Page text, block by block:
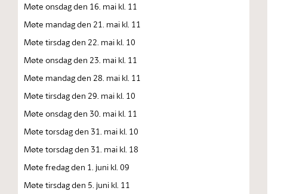
Møte onsdag den 16. mai kl. 11
Møte mandag den 21. mai kl. 11
Møte tirsdag den 22. mai kl. 10
Møte onsdag den 23. mai kl. 11
Møte mandag den 28. mai kl. 11
Møte tirsdag den 29. mai kl. 10
Møte onsdag den 30. mai kl. 11
Møte torsdag den 31. mai kl. 10
Møte torsdag den 31. mai kl. 18
Møte fredag den 1. juni kl. 09
Møte tirsdag den 5. juni kl. 11